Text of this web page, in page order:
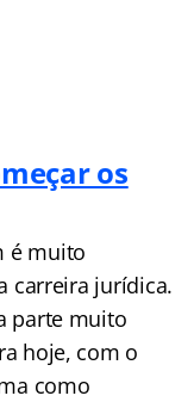
os
é muito
carreira jurídica.
parte muito
hoje, com o
como